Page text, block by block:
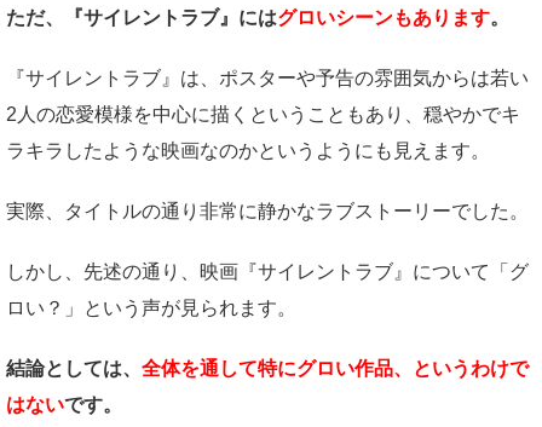
ただ、『サイレントラブ』にはグロいシーンもあります。
『サイレントラブ』は、ポスターや予告の雰囲気からは若い
2人の恋愛模様を中心に描くということもあり、穏やかでキ
ラキラしたような映画なのかというようにも見えます。
実際、タイトルの通り非常に静かなラブストーリーでした。
しかし、先述の通り、映画『サイレントラブ』について「グ
ロい？」という声が見られます。
結論としては、 全体を通して特にグロい作品、というわけで
はないです。